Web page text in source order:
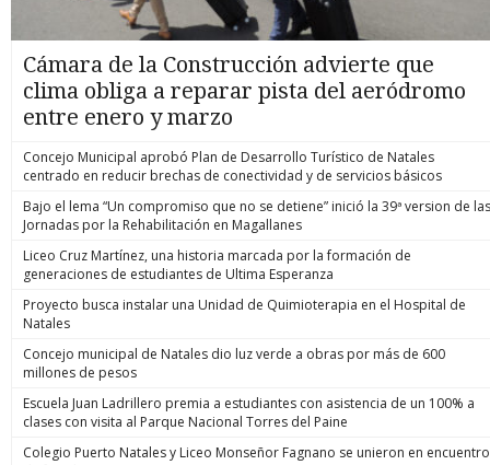
Cámara de la Construcción advierte que
clima obliga a reparar pista del aeródromo
entre enero y marzo
Concejo Municipal aprobó Plan de Desarrollo Turístico de Natales
centrado en reducir brechas de conectividad y de servicios básicos
Bajo el lema “Un compromiso que no se detiene” inició la 39ª version de las
Jornadas por la Rehabilitación en Magallanes
Liceo Cruz Martínez, una historia marcada por la formación de
generaciones de estudiantes de Ultima Esperanza
Proyecto busca instalar una Unidad de Quimioterapia en el Hospital de
Natales
Concejo municipal de Natales dio luz verde a obras por más de 600
millones de pesos
Escuela Juan Ladrillero premia a estudiantes con asistencia de un 100% a
clases con visita al Parque Nacional Torres del Paine
Colegio Puerto Natales y Liceo Monseñor Fagnano se unieron en encuentro